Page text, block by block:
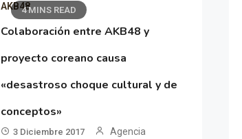
4 MINS READ
AKB48
Colaboración entre AKB48 y
proyecto coreano causa
«desastroso choque cultural y de
conceptos»
3 Diciembre 2017
Agencia